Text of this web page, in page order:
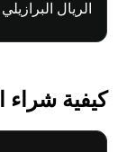
الريال البرازيلي
كيفية شراء